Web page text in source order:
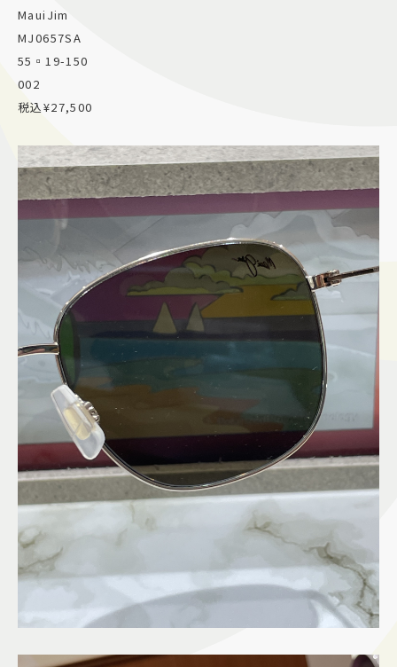
MauiJim
MJ0657SA
55▫︎19-150
002
税込¥27,500